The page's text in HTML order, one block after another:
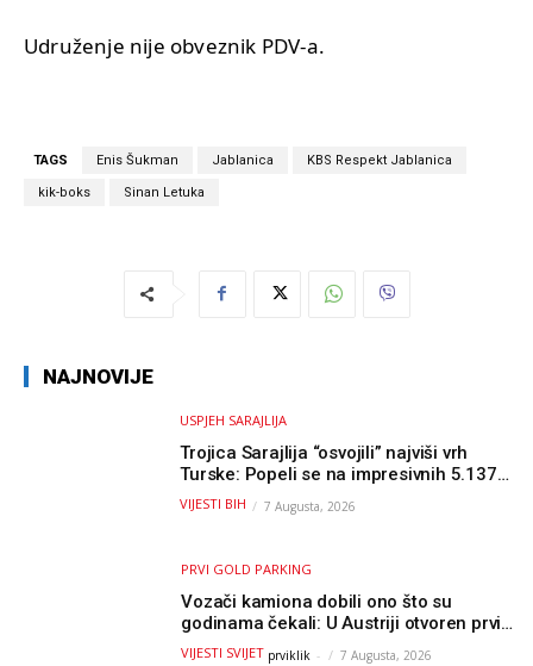
Udruženje nije obveznik PDV-a.
TAGS Enis Šukman Jablanica KBS Respekt Jablanica
kik-boks Sinan Letuka
NAJNOVIJE
USPJEH SARAJLIJA
Trojica Sarajlija “osvojili” najviši vrh
Turske: Popeli se na impresivnih 5.137
metara
VIJESTI BIH 7 Augusta, 2026
PRVI GOLD PARKING
Vozači kamiona dobili ono što su
godinama čekali: U Austriji otvoren prvi
GOLD sigurni parking
VIJESTI SVIJET prviklik - 7 Augusta, 2026